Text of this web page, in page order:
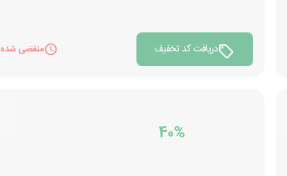
دریافت کد تخفیف منقضی شده
40%